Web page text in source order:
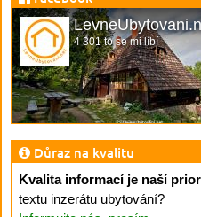
4 301 to se mi líbí
Důraz na kvalitu
Kvalita informací je naší
textu inzerátu ubytování?